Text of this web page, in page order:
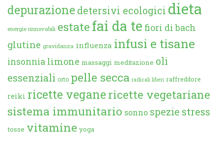
depurazione detersivi ecologici dieta
energie rinnovabili estate fai da te fiori di bach
glutine gravidanza influenza infusi e tisane
insonnia limone massaggi meditazione oli
essenziali orto pelle secca radicali liberi raffreddore
reiki ricette veganericette vegetariane
sistema immunitario sonno spezie stress
tosse vitamine yoga